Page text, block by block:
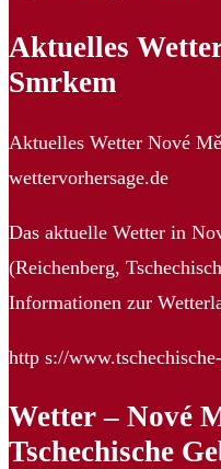
Aktuelles
Smrkem
Aktuelles Wetter Nové
wettervorhersage.de
Das aktuelle Wetter in
(Reichenberg,
Informationen zur
http s://
Wetter – Nové
Tschechische